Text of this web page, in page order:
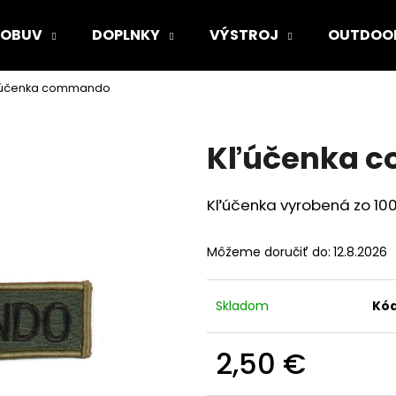
OBUV DOPLNKY VÝSTROJ
commando
Kľúčenka
Kľúčenka vyrobená zo
Môžeme doručiť do: 12.8.2026
Skladom
2,50 €
Čo potrebujete nájsť?
HĽADAŤ